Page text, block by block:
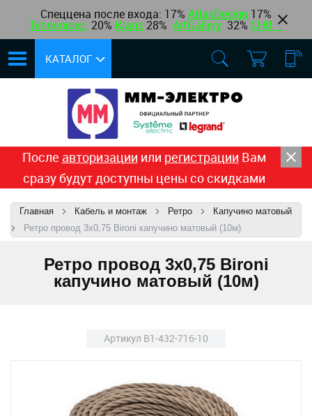
Спеццена после входа: 17% AtlasDesign 17%
Теплолюкс, 20% Kranz 28% ArtGallery 32% CHINT
КАТАЛОГ
После авторизации или регистрации Вам
сразу будут доступны цены со скидками
Главная Кабель и монтаж Ретро
Капучино матовый
Ретро провод 3х0,75 Bironi капучино матовый (10м)
Ретро провод 3х0,75 Bironi
капучино матовый (10м)
Артикул B1-432-716-10